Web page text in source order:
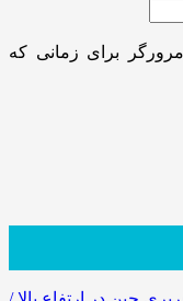
برای زمانی که